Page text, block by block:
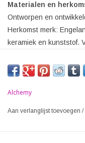
Materialen en
Ontworpen en
Herkomst merk:
keramiek en kunststof.
Alchemy
Aan verlanglijst toevoegen /